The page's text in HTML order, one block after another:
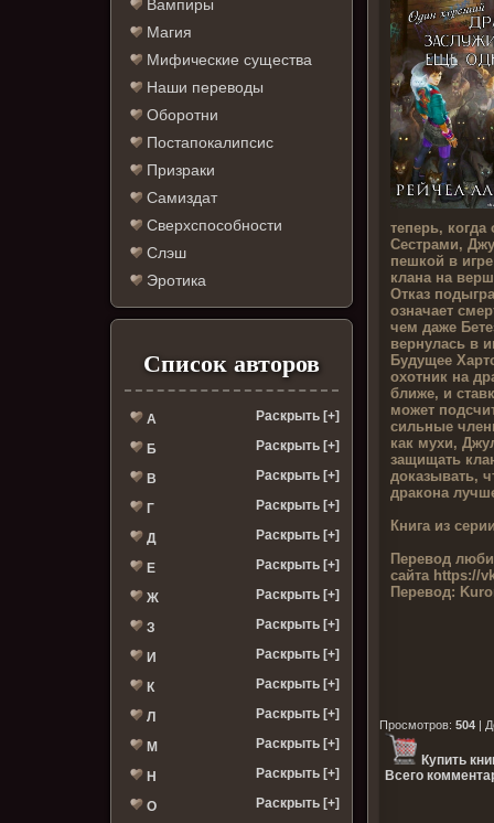
Вампиры
Магия
Мифические существа
Наши переводы
Оборотни
Постапокалипсис
Призраки
Самиздат
Сверхспособности
Слэш
Эротика
Список авторов
А Раскрыть [+]
Б Раскрыть [+]
В Раскрыть [+]
Г Раскрыть [+]
Д Раскрыть [+]
Е Раскрыть [+]
Ж Раскрыть [+]
З Раскрыть [+]
И Раскрыть [+]
К Раскрыть [+]
Л Раскрыть [+]
М Раскрыть [+]
Н Раскрыть [+]
О Раскрыть [+]
теперь,
Сестрами,
пешкой в
клана на
Отказ
означает
чем даже
вернулась в
Будущее
охотник на
ближе, и
может
сильные
как мухи,
защищать
доказывать,
дракона
Книга из
Перевод
сайта https://
Перевод:
Просмотров:504 |
Купить
Всего